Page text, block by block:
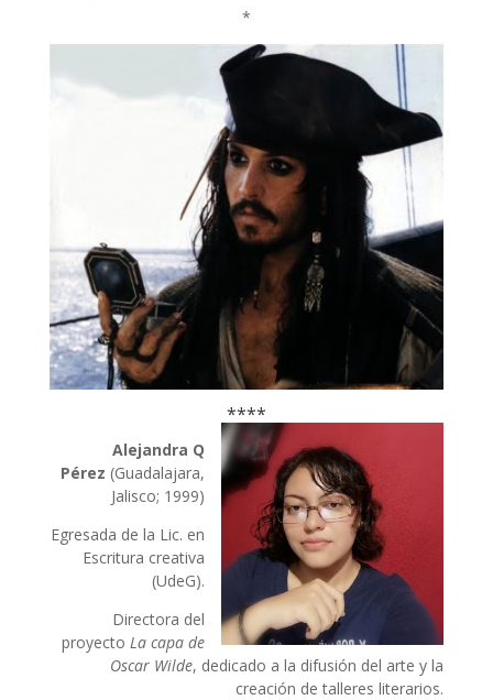
*
****
Alejandra Q
Pérez (Guadalajara,
Jalisco; 1999)
Egresada de la Lic. en
Escritura creativa
(UdeG).
Directora del
proyecto La capa de
Oscar Wilde, dedicado a la difusión del arte y la
creación de talleres literarios.